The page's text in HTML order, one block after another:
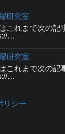
研究室
これまで次の記
…
研究室
これまで次の記
…
リシー